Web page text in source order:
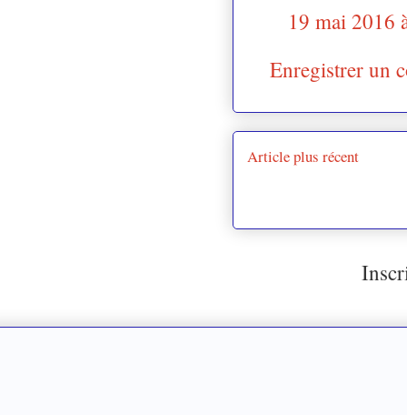
19 mai 2016
Enregistrer un
Article plus récent